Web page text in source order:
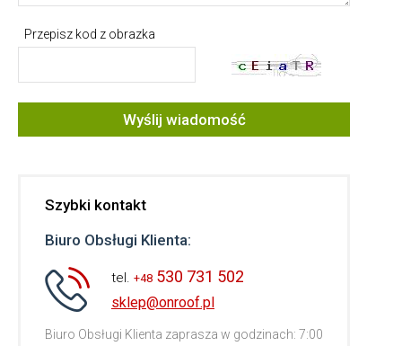
Przepisz kod z obrazka
Wyślij wiadomość
Szybki kontakt
Biuro Obsługi Klienta:
tel. +48 530 731 502
sklep@onroof.pl
Biuro Obsługi Klienta zaprasza w godzinach: 7:00